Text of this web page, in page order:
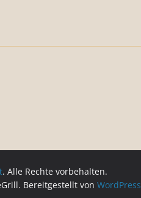
. Alle Rechte vorbehalten.
Bereitgestellt von WordPress